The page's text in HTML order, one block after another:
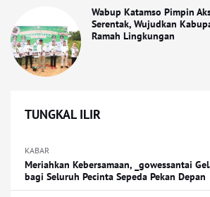
Wabup Katamso Pimpin
Serentak, Wujudkan
Ramah Lingkungan
TUNGKAL ILIR
KABAR
Meriahkan Kebersamaan, _gowessantai
bagi Seluruh Pecinta Sepeda Pekan Depan